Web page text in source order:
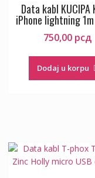
Data kabl KUCIPA
iPhone lightning
750,00 рсд
Dodaj u korpu